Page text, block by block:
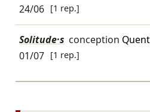
24/06 [1 rep.]
Solitude·s conception
01/07 [1 rep.]